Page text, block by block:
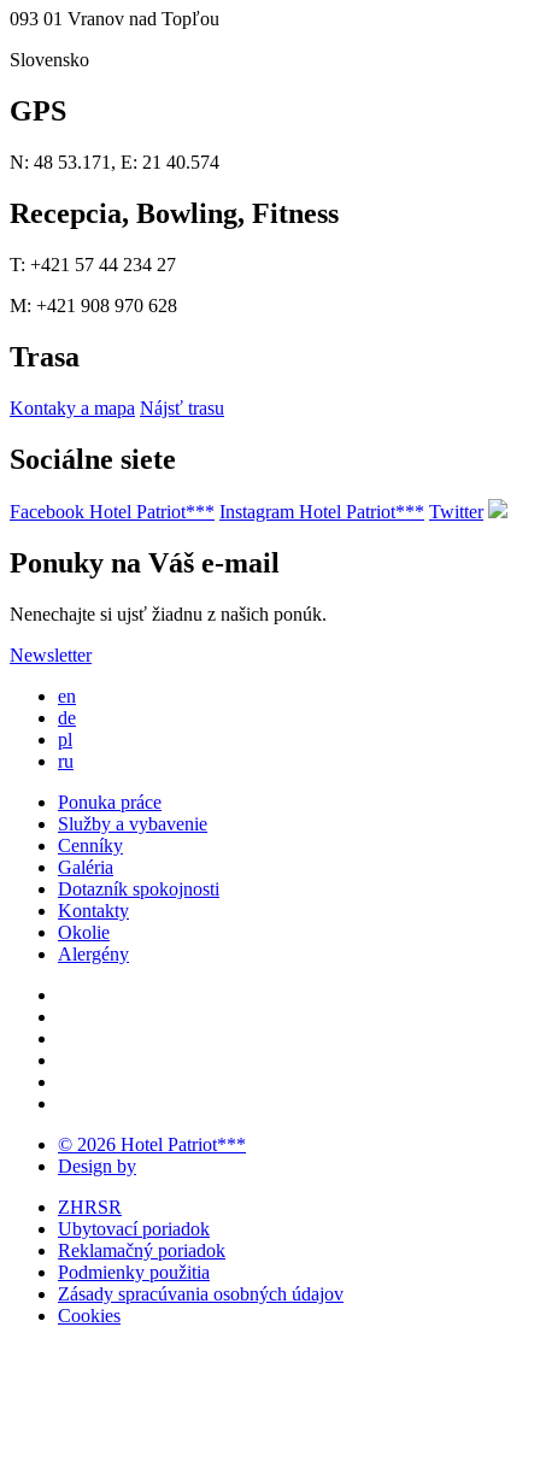
093 01 Vranov nad Topľou
Slovensko
GPS
N: 48 53.171, E: 21 40.574
Recepcia, Bowling, Fitness
T: +421 57 44 234 27
M: +421 908 970 628
Trasa
Kontaky a mapa Nájsť trasu
Sociálne siete
Facebook Hotel Patriot*** Instagram Hotel Patriot*** Twitter
Ponuky na Váš e-mail
Nenechajte si ujsť žiadnu z našich ponúk.
Newsletter
en
de
pl
ru
Ponuka práce
Služby a vybavenie
Cenníky
Galéria
Dotazník spokojnosti
Kontakty
Okolie
Alergény
© 2026 Hotel Patriot***
Design by
ZHRSR
Ubytovací poriadok
Reklamačný poriadok
Podmienky použitia
Zásady spracúvania osobných údajov
Cookies